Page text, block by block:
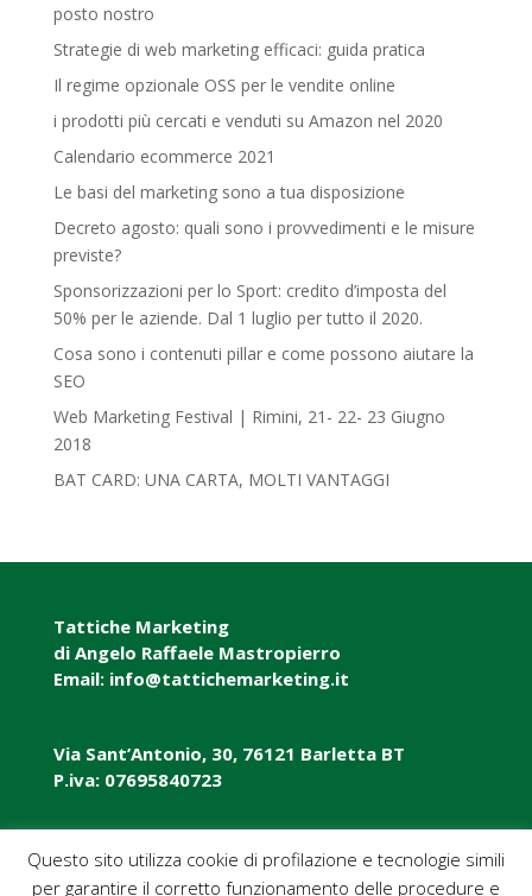
posto nostro
Strategie di web marketing efficaci: guida pratica
Il regime opzionale OSS per le vendite online
i prodotti più cercati e venduti su Amazon nel 2020
Calendario ecommerce 2021
Le basi del marketing sono a tua disposizione
Decreto agosto: quali sono i provvedimenti e le misure
previste?
Sponsorizzazioni per lo Sport: credito d’imposta del
50% per le aziende. Dal 1 luglio per tutto il 2020.
Cosa sono i contenuti pillar e come possono aiutare la
SEO
Web Marketing Festival | Rimini, 21- 22- 23 Giugno
2018‎
BAT CARD: UNA CARTA, MOLTI VANTAGGI
Tattiche Marketing
di Angelo Raffaele Mastropierro
Email: info@tattichemarketing.it
Via Sant’Antonio, 30, 76121 Barletta BT
P.iva: 07695840723
P.iva: 07695840723
Questo sito utilizza cookie di profilazione e tecnologie simili
per garantire il corretto funzionamento delle procedure e